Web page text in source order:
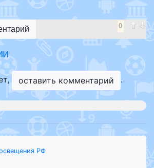
0
оставить комментарий .
РФ